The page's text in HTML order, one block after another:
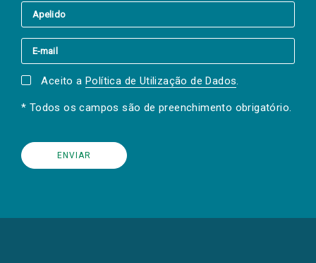
Aceito a Política de Utilização de Dados.
* Todos os campos são de preenchimento obrigatório.